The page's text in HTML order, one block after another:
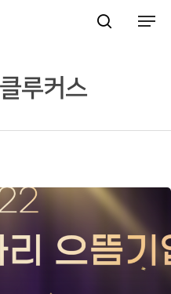
루커스